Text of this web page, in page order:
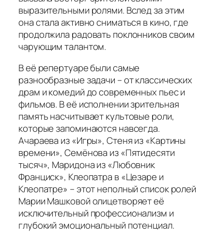
выразительными ролями. Вслед за этим
она стала активно сниматься в кино, где
продолжила радовать поклонников своим
чарующим талантом.
В её репертуаре были самые
разнообразные задачи – от классических
драм и комедий до современных пьес и
фильмов. В её исполнении зрительная
память насчитывает культовые роли,
которые запоминаются навсегда.
Ачараева из «Игры», Стеня из «Картины
времени», Семёнова из «Пятидесяти
тысяч», Маридона из «Любовник
Франциск», Клеопатра в «Цезаре и
Клеопатре» – этот неполный список ролей
Марии Машковой олицетворяет её
исключительный профессионализм и
глубокий эмоциональный потенциал.